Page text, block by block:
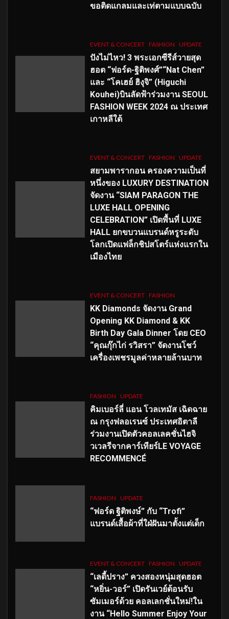
ขอติดแกลมและเท่ตามแบบฉบับ
EVENT & CONCERT FASHION UPDATE
ปังไม่ไหว! 3 พระเอกซีรีส์วายสุด
ฮอต “ฟอร์ด-ฐิติพงศ์”“Nat Chen”
และ “โคเฮย์ ฮิงุจิ” (Higuchi
Kouhei)บินลัดฟ้าร่วมงาน SEOUL
FASHION WEEK 2024 ณ ประเทศ
เกาหลีใต้
EVENT & CONCERT FASHION UPDATE
สยามพารากอน ครองความเป็นที่
หนึ่งของ LUXURY DESTINATION
จัดงาน “SIAM PARAGON THE
LUXE HALL OPENING
CELEBRATION” เปิดพื้นที่ LUXE
HALL ยกขบวนแบรนด์หรูระดับ
โลกเปิดแฟล็กชิปสโตร์แห่งแรกใน
เมืองไทย
EVENT & CONCERT FASHION
KK Diamonds จัดงาน Grand
Opening KK Diamond & KK
Birth Day Gala Dinner โดย CEO
“คุณกุ๊กไก่ รวิสรา” จัดงานโชว์
เครื่องเพชรมูลค่าหลายล้านบาท
FASHION UPDATE
คิมเบอร์ลี่ แอน โวลเทมัส เฉิดฉาย
ณ กรุงฟลอเรนซ์ ประเทศอิตาลี
ร่วมงานเปิดตัวคอลเลคชั่นไฮจิ
วเวลรีจากคาร์เทียร์LE VOYAGE
RECOMMENCÉ
FASHION UPDATE
“ฟอร์ด ฐิติพงษ์” กับ “Trofi”
แบรนด์เสื้อผ้าที่ใฝ่ฝันมาตั้งแต่เด็ก
EVENT & CONCERT FASHION UPDATE
“เลดี้ปราง” ควงสองหนุ่มสุดฮอต
“หยิ่น-วอร์” เปิดรันเวย์ต้อนรับ
ซัมเมอร์ด้วย คอลเลกชั่นใหม่!ใน
งาน “Hello Summer Enjoy Your